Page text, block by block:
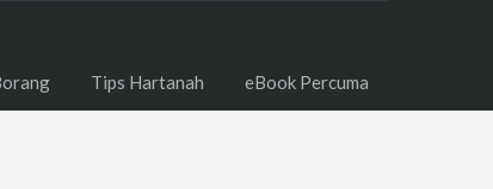
Tips Hartanah eBook Percuma